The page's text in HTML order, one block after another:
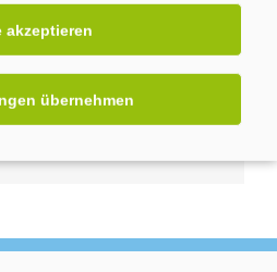
akzeptieren
übernehmen
und diesen
zu aktivieren
und diesen
zu aktivieren